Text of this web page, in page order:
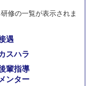
修の一覧が表示されま
遇
スハラ
輩指導
ンター